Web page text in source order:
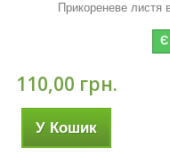
Прикореневе листя
Є
110,00 грн.
У Кошик